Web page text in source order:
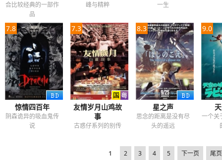
合比较经典的一部作
品
峰与精粹
一生
7.8
惊情四百年
阴森诡异的吸血鬼传
说
7.3
友情岁月山鸡故
事
古惑仔系列的别传
8.3
星之声
思念的距离是没有尽
头的遥远
9.0
一个关
1 2 3 4 5 下一页 尾页